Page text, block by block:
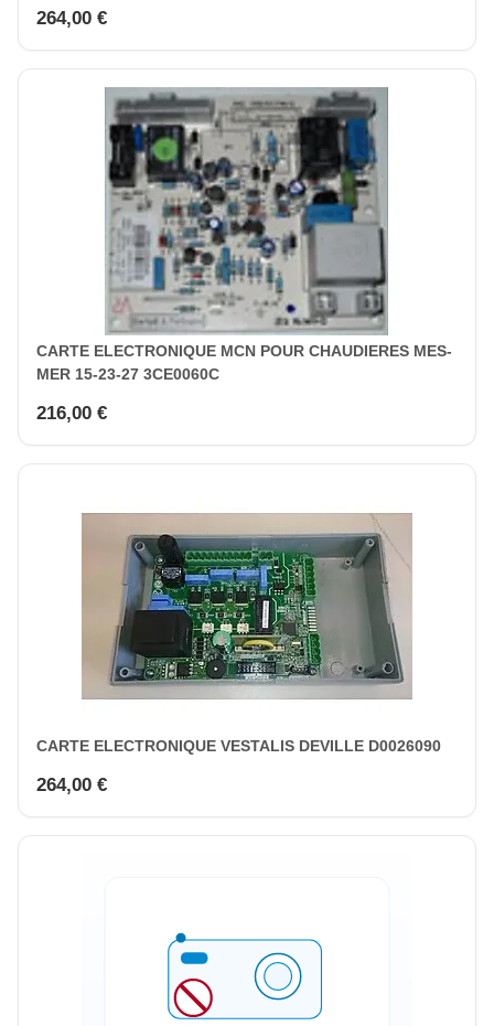
264,00 €
CARTE ELECTRONIQUE MCN POUR CHAUDIERES MES-
MER 15-23-27 3CE0060C
216,00 €
CARTE ELECTRONIQUE VESTALIS DEVILLE D0026090
264,00 €